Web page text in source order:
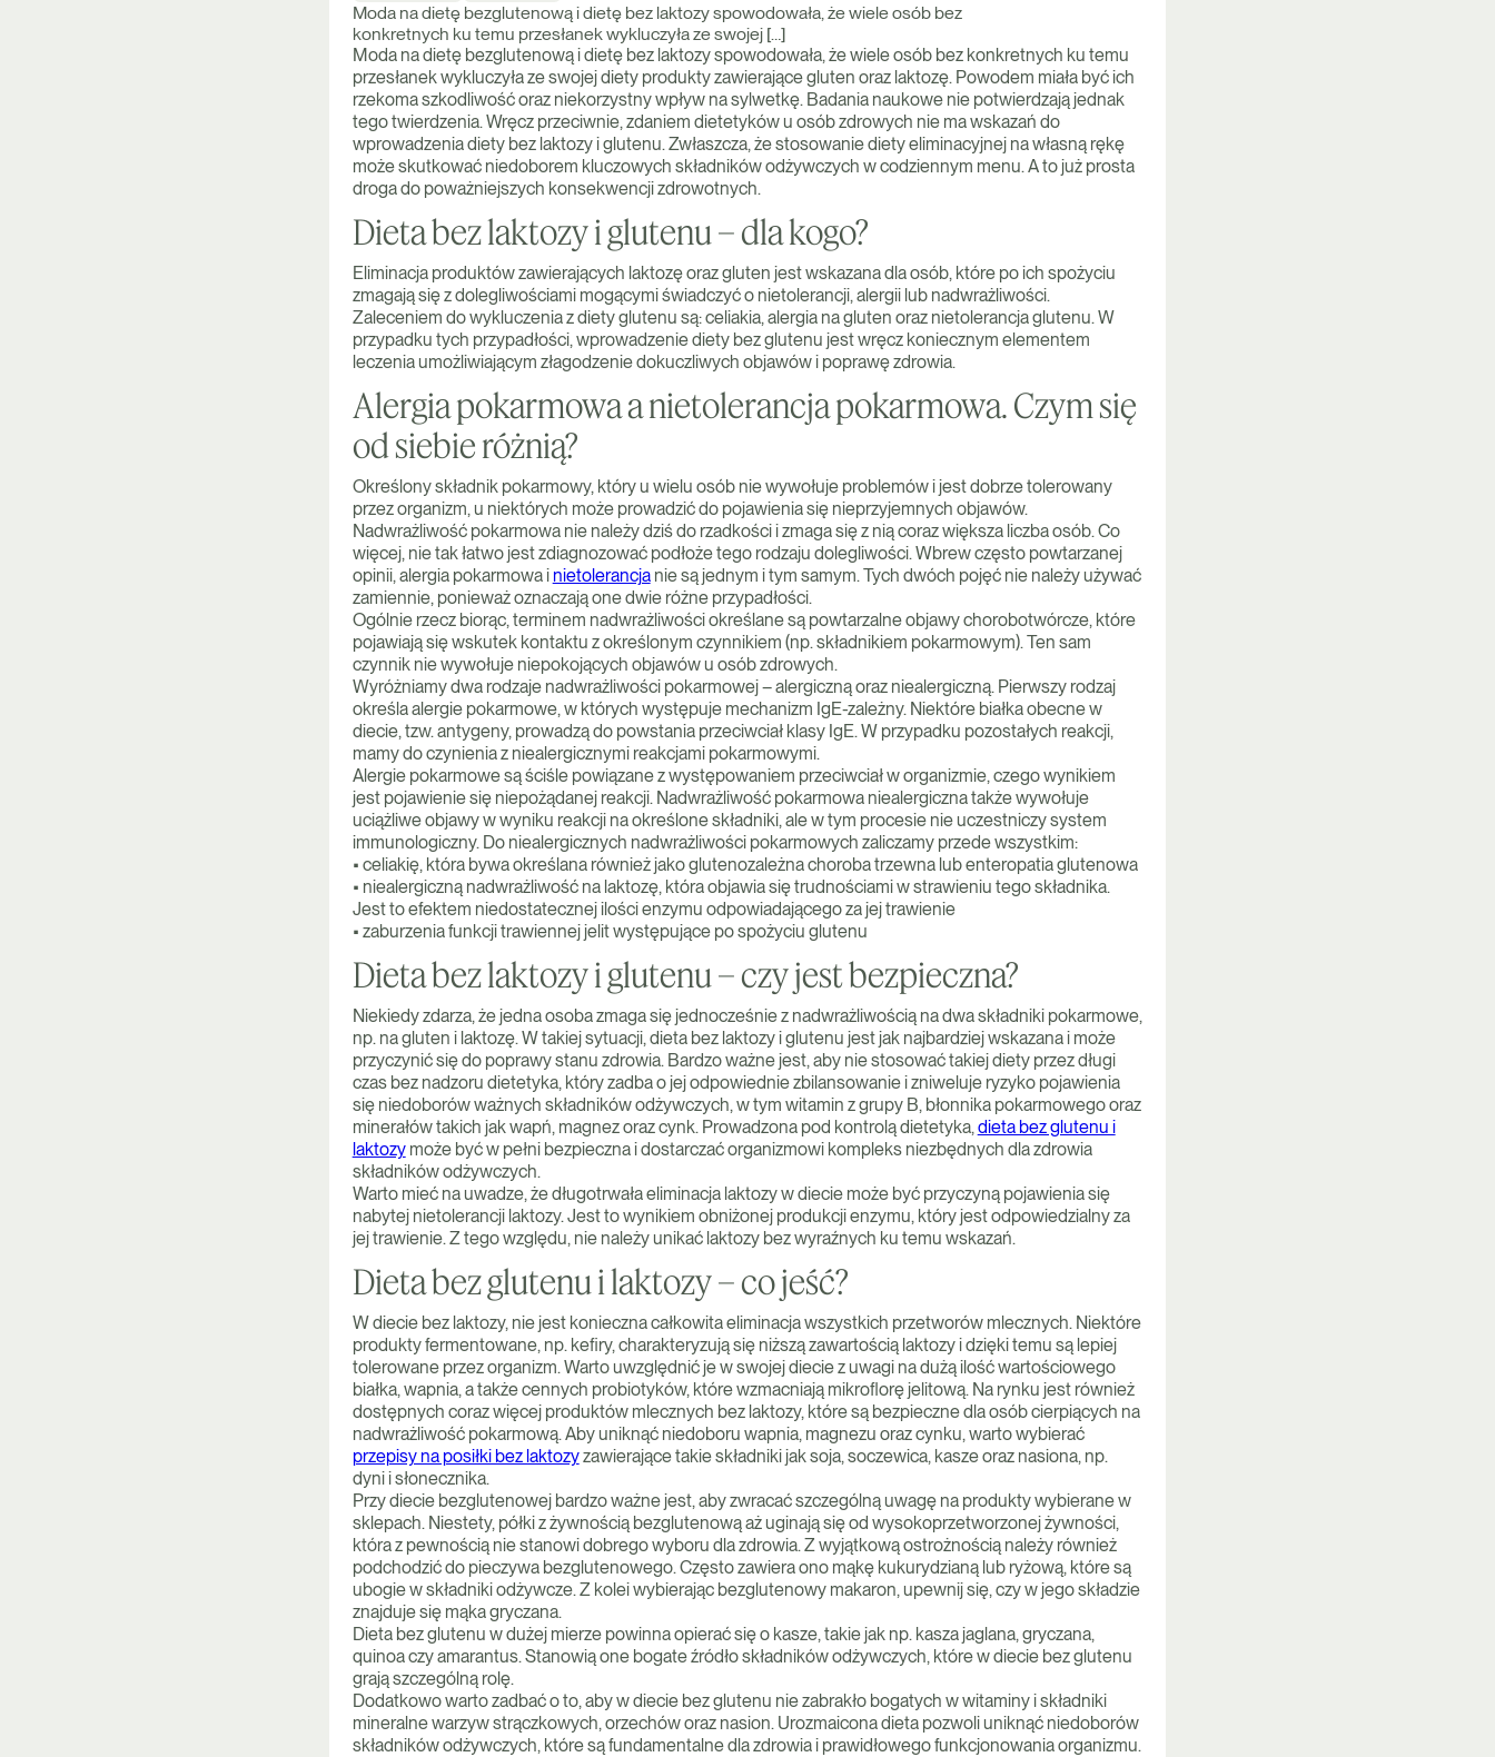
Moda na dietę bezglutenową i dietę bez laktozy spowodowała, że wiele osób bez
konkretnych ku temu przesłanek wykluczyła ze swojej […]
Moda na dietę bezglutenową i dietę bez laktozy spowodowała, że wiele osób bez konkretnych ku temu
przesłanek wykluczyła ze swojej diety produkty zawierające gluten oraz laktozę. Powodem miała być ich
rzekoma szkodliwość oraz niekorzystny wpływ na sylwetkę. Badania naukowe nie potwierdzają jednak
tego twierdzenia. Wręcz przeciwnie, zdaniem dietetyków u osób zdrowych nie ma wskazań do
wprowadzenia diety bez laktozy i glutenu. Zwłaszcza, że stosowanie diety eliminacyjnej na własną rękę
może skutkować niedoborem kluczowych składników odżywczych w codziennym menu. A to już prosta
droga do poważniejszych konsekwencji zdrowotnych.
Dieta bez laktozy i glutenu – dla kogo?
Eliminacja produktów zawierających laktozę oraz gluten jest wskazana dla osób, które po ich spożyciu
zmagają się z dolegliwościami mogącymi świadczyć o nietolerancji, alergii lub nadwrażliwości.
Zaleceniem do wykluczenia z diety glutenu są: celiakia, alergia na gluten oraz nietolerancja glutenu. W
przypadku tych przypadłości, wprowadzenie diety bez glutenu jest wręcz koniecznym elementem
leczenia umożliwiającym złagodzenie dokuczliwych objawów i poprawę zdrowia.
Alergia pokarmowa a nietolerancja pokarmowa. Czym się
od siebie różnią?
Określony składnik pokarmowy, który u wielu osób nie wywołuje problemów i jest dobrze tolerowany
przez organizm, u niektórych może prowadzić do pojawienia się nieprzyjemnych objawów.
Nadwrażliwość pokarmowa nie należy dziś do rzadkości i zmaga się z nią coraz większa liczba osób. Co
więcej, nie tak łatwo jest zdiagnozować podłoże tego rodzaju dolegliwości. Wbrew często powtarzanej
opinii, alergia pokarmowa i nietolerancjanie są jednym i tym samym. Tych dwóch pojęć nie należy używać
zamiennie, ponieważ oznaczają one dwie różne przypadłości.
Ogólnie rzecz biorąc, terminem nadwrażliwości określane są powtarzalne objawy chorobotwórcze, które
pojawiają się wskutek kontaktu z określonym czynnikiem (np. składnikiem pokarmowym). Ten sam
czynnik nie wywołuje niepokojących objawów u osób zdrowych.
Wyróżniamy dwa rodzaje nadwrażliwości pokarmowej – alergiczną oraz niealergiczną. Pierwszy rodzaj
określa alergie pokarmowe, w których występuje mechanizm IgE-zależny. Niektóre białka obecne w
diecie, tzw. antygeny, prowadzą do powstania przeciwciał klasy IgE. W przypadku pozostałych reakcji,
mamy do czynienia z niealergicznymi reakcjami pokarmowymi.
Alergie pokarmowe są ściśle powiązane z występowaniem przeciwciał w organizmie, czego wynikiem
jest pojawienie się niepożądanej reakcji. Nadwrażliwość pokarmowa niealergiczna także wywołuje
uciążliwe objawy w wyniku reakcji na określone składniki, ale w tym procesie nie uczestniczy system
immunologiczny. Do niealergicznych nadwrażliwości pokarmowych zaliczamy przede wszystkim:
• celiakię, która bywa określana również jako glutenozależna choroba trzewna lub enteropatia glutenowa
• niealergiczną nadwrażliwość na laktozę, która objawia się trudnościami w strawieniu tego składnika.
Jest to efektem niedostatecznej ilości enzymu odpowiadającego za jej trawienie
• zaburzenia funkcji trawiennej jelit występujące po spożyciu glutenu
Dieta bez laktozy i glutenu – czy jest bezpieczna?
Niekiedy zdarza, że jedna osoba zmaga się jednocześnie z nadwrażliwością na dwa składniki pokarmowe,
np. na gluten i laktozę. W takiej sytuacji, dieta bez laktozy i glutenu jest jak najbardziej wskazana i może
przyczynić się do poprawy stanu zdrowia. Bardzo ważne jest, aby nie stosować takiej diety przez długi
czas bez nadzoru dietetyka, który zadba o jej odpowiednie zbilansowanie i zniweluje ryzyko pojawienia
się niedoborów ważnych składników odżywczych, w tym witamin z grupy B, błonnika pokarmowego oraz
minerałów takich jak wapń, magnez oraz cynk. Prowadzona pod kontrolą dietetyka,dieta bez glutenu i
laktozymoże być w pełni bezpieczna i dostarczać organizmowi kompleks niezbędnych dla zdrowia
składników odżywczych.
Warto mieć na uwadze, że długotrwała eliminacja laktozy w diecie może być przyczyną pojawienia się
nabytej nietolerancji laktozy. Jest to wynikiem obniżonej produkcji enzymu, który jest odpowiedzialny za
jej trawienie. Z tego względu, nie należy unikać laktozy bez wyraźnych ku temu wskazań.
Dieta bez glutenu i laktozy – co jeść?
W diecie bez laktozy, nie jest konieczna całkowita eliminacja wszystkich przetworów mlecznych. Niektóre
produkty fermentowane, np. kefiry, charakteryzują się niższą zawartością laktozy i dzięki temu są lepiej
tolerowane przez organizm. Warto uwzględnić je w swojej diecie z uwagi na dużą ilość wartościowego
białka, wapnia, a także cennych probiotyków, które wzmacniają mikroflorę jelitową. Na rynku jest również
dostępnych coraz więcej produktów mlecznych bez laktozy, które są bezpieczne dla osób cierpiących na
nadwrażliwość pokarmową. Aby uniknąć niedoboru wapnia, magnezu oraz cynku, warto wybierać
przepisy na posiłki bez laktozyzawierające takie składniki jak soja, soczewica, kasze oraz nasiona, np.
dyni i słonecznika.
Przy diecie bezglutenowej bardzo ważne jest, aby zwracać szczególną uwagę na produkty wybierane w
sklepach. Niestety, półki z żywnością bezglutenową aż uginają się od wysokoprzetworzonej żywności,
która z pewnością nie stanowi dobrego wyboru dla zdrowia. Z wyjątkową ostrożnością należy również
podchodzić do pieczywa bezglutenowego. Często zawiera ono mąkę kukurydzianą lub ryżową, które są
ubogie w składniki odżywcze. Z kolei wybierając bezglutenowy makaron, upewnij się, czy w jego składzie
znajduje się mąka gryczana.
Dieta bez glutenu w dużej mierze powinna opierać się o kasze, takie jak np. kasza jaglana, gryczana,
quinoa czy amarantus. Stanowią one bogate źródło składników odżywczych, które w diecie bez glutenu
grają szczególną rolę.
Dodatkowo warto zadbać o to, aby w diecie bez glutenu nie zabrakło bogatych w witaminy i składniki
mineralne warzyw strączkowych, orzechów oraz nasion. Urozmaicona dieta pozwoli uniknąć niedoborów
składników odżywczych, które są fundamentalne dla zdrowia i prawidłowego funkcjonowania organizmu.